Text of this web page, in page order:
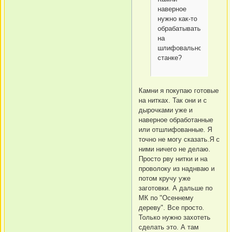
наверное
нужно как-то
обрабатывать
на
шлифовальном
станке?
Камни я покупаю готовые
на нитках. Так они и с
дырочками уже и
наверное обработанные
или отшлифованные. Я
точно не могу сказать.Я с
ними ничего не делаю.
Просто рву нитки и на
проволоку из наднваю и
потом кручу уже
заготовки. А дальше по
МК по "Осеннему
дереву". Все просто.
Только нужно захотеть
сделать это. А там